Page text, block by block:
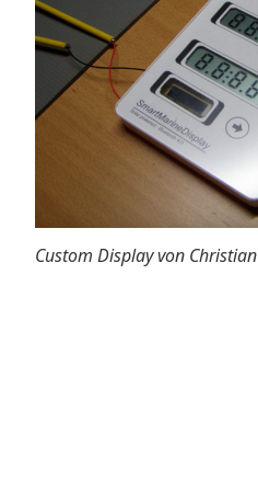
Custom Display von Christian